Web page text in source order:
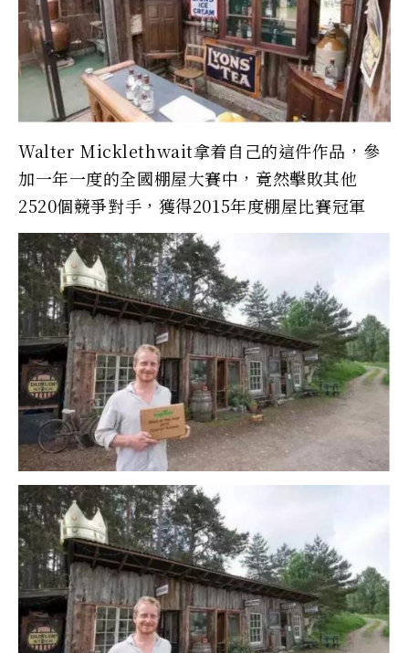
Walter Micklethwait拿着自己的這件作品，參
加一年一度的全國棚屋大賽中，竟然擊敗其他
2520個競爭對手，獲得2015年度棚屋比賽冠軍